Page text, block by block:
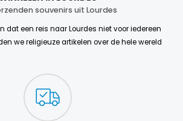
souvenirs uit Lourdes
dat een reis naar Lourdes niet voor iedereen
we religieuze artikelen over de hele wereld